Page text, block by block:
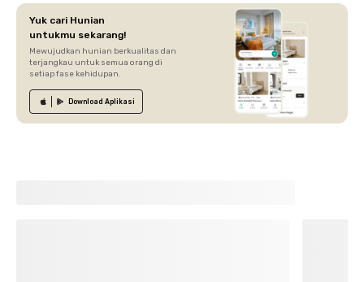
Yuk cari Hunian
untukmu sekarang!
Mewujudkan hunian berkualitas dan
terjangkau untuk semua orang di
setiap fase kehidupan.
Download Aplikasi